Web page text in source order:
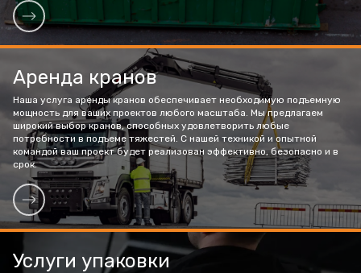
Аренда кранов
Наша услуга аренды кранов обеспечивает необходимую подъемную
мощность для ваших проектов любого масштаба. Мы предлагаем
широкий выбор кранов, способных удовлетворить любые
потребности в подъеме тяжестей. С нашей техникой и опытной
командой ваш проект будет реализован эффективно, безопасно и в
срок.
Услуги упаковки